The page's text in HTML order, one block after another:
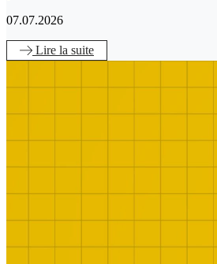
07.07.2026
Lire la suite